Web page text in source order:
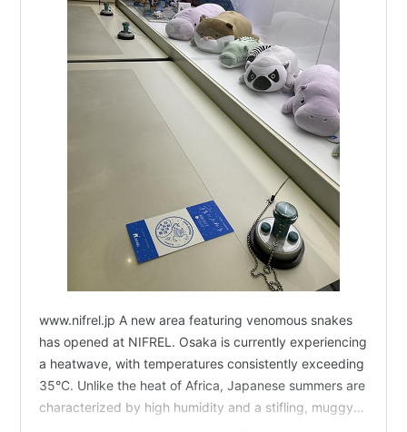
www.nifrel.jp A new area featuring venomous snakes
has opened at NIFREL. Osaka is currently experiencing
a heatwave, with temperatures consistently exceeding
35°C. Unlike the heat of Africa, Japanese summers are
characterized by high humidity and a stifling, muggy